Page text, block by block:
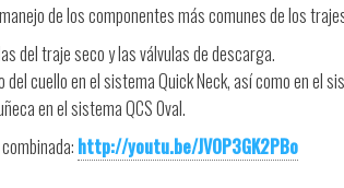
de loscomponentes más comunes de los
del traje seco y las válvulas de descarga.
cuello en el sistema Quick Neck, así como en el
en el sistema QCS Oval.
http://youtu.be/JVOP3GK2PBo